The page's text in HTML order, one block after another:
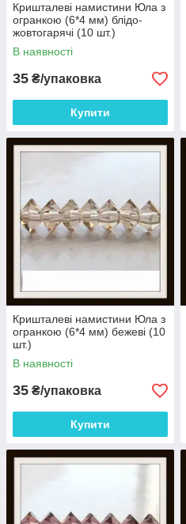
Кришталеві намистини Юла з
огранкою (6*4 мм) блідо-
жовтогарячі (10 шт.)
В наявності
35 ₴/упаковка
Купити
Кришталеві намистини Юла з
огранкою (6*4 мм) бежеві (10
шт.)
В наявності
35 ₴/упаковка
Купити